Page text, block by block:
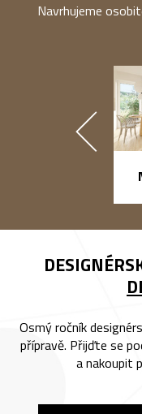
Navrhujeme
Osmý ročník
přípravě. Přijďte se
a nakoupit